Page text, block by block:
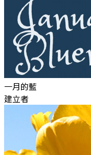
一月的藍
建立者